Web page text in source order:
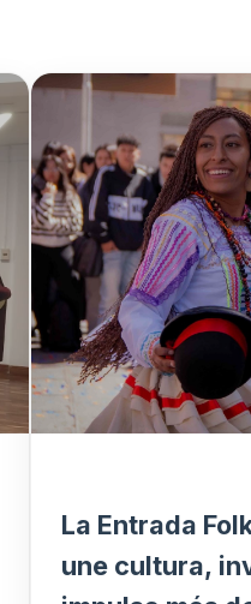
La Entrada
une cultura,